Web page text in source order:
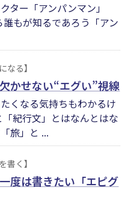
ター「アンパンマン」
もが知るであろう「アン
なる】
かせない“エグい”視線
くなる気持ちもわかるけ
紀行文」とはなんとはな
旅」と ...
書く】
度は書きたい「エピグ